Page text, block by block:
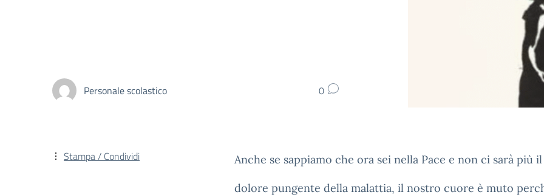
Personale scolastico 0
Anche se sappiamo che ora sei nella Pace e non ci sarà più il
dolore pungente della malattia, il nostro cuore è muto
Stampa / Condividi